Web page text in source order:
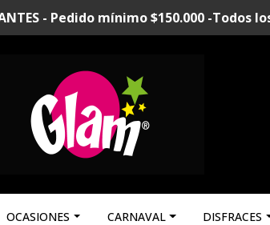
- Pedido mínimo $150.000 -Todos
OCASIONES CARNAVAL DISFRACES